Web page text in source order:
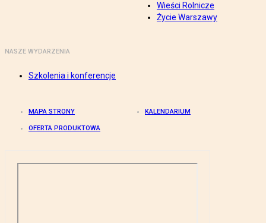
Wieści Rolnicze
Życie Warszawy
NASZE WYDARZENIA
Szkolenia i konferencje
MAPA STRONY KALENDARIUM
OFERTA PRODUKTOWA